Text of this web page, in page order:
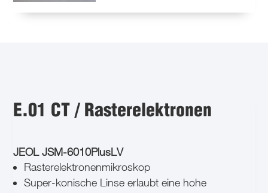
E.01 CT / Rasterelektronen
JEOL JSM-6010PlusLV
Rasterelektronenmikroskop
Super-konische Linse erlaubt eine hohe